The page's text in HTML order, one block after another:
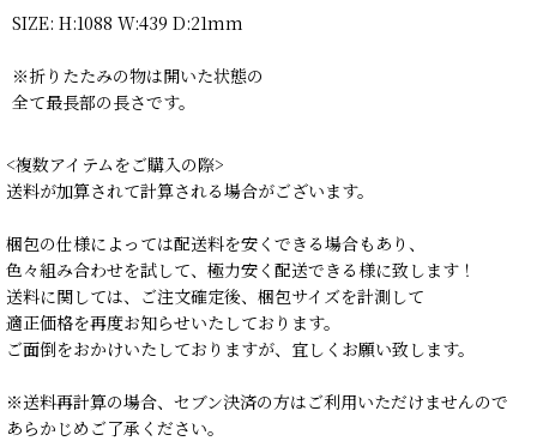
SIZE: H:1088 W:439 D:21mm
※折りたたみの物は開いた状態の
全て最長部の長さです。
<複数アイテムをご購入の際>
送料が加算されて計算される場合がございます。
梱包の仕様によっては配送料を安くできる場合もあり、
色々組み合わせを試して、極力安く配送できる様に致します！
送料に関しては、ご注文確定後、梱包サイズを計測して
適正価格を再度お知らせいたしております。
ご面倒をおかけいたしておりますが、宜しくお願い致します。
※送料再計算の場合、セブン決済の方はご利用いただけませんので
あらかじめご了承ください。